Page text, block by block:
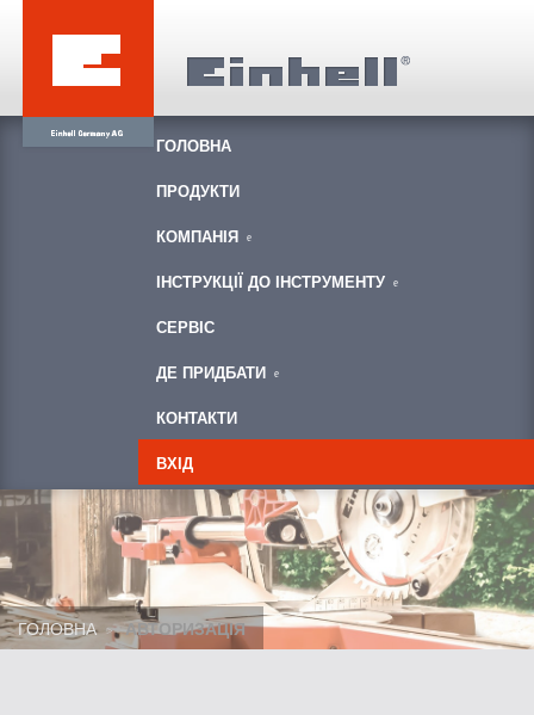
ГОЛОВНА
ПРОДУКТИ
КОМПАНІЯ
ІНСТРУКЦІЇ ДО ІНСТРУМЕНТУ
СЕРВІС
ДЕ ПРИДБАТИ
КОНТАКТИ
ВХІД
ГОЛОВНА АВТОРИЗАЦІЯ